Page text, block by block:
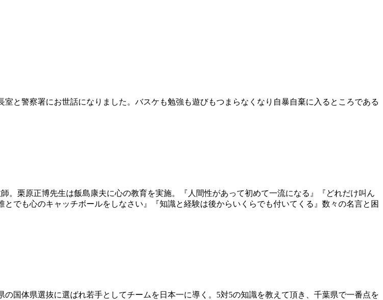
と警察署にお世話になりました。バスケも勉強も遊びもつまらなくなり自暴自棄に入るところである
。栗原正博先生は飯島康夫に心の教育を実施。『人間性があって初めて一流になる』『どれだけ叫ん
でも心のキャッチボールをしなさい』『知識と経験は後からいくらでも付いてくる』数々の名言と困
国体県選抜に選ばれ若手としてチームを日本一に導く。5対5の知識を教えて頂き、千葉県で一番点を